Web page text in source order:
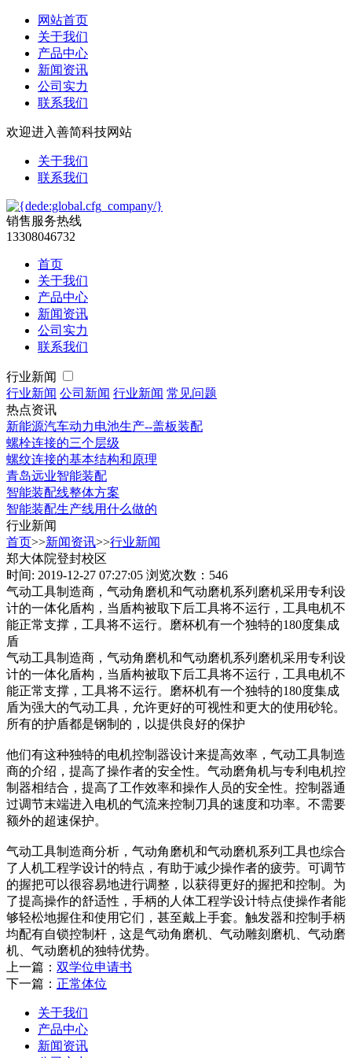
网站首页
关于我们
产品中心
新闻资讯
公司实力
联系我们
欢迎进入善简科技网站
关于我们
联系我们
销售服务热线
13308046732
首页
关于我们
产品中心
新闻资讯
公司实力
联系我们
行业新闻
行业新闻 公司新闻 行业新闻 常见问题
热点资讯
新能源汽车动力电池生产--盖板装配
螺栓连接的三个层级
螺纹连接的基本结构和原理
青岛远业智能装配
智能装配线整体方案
智能装配生产线用什么做的
行业新闻
首页>>新闻资讯>>行业新闻
郑大体院登封校区
时间: 2019-12-27 07:27:05 浏览次数：546
气动工具制造商，气动角磨机和气动磨机系列磨机采用专利设
计的一体化盾构，当盾构被取下后工具将不运行，工具电机不
能正常支撑，工具将不运行。磨杯机有一个独特的180度集成
盾
气动工具制造商，气动角磨机和气动磨机系列磨机采用专利设
计的一体化盾构，当盾构被取下后工具将不运行，工具电机不
能正常支撑，工具将不运行。磨杯机有一个独特的180度集成
盾为强大的气动工具，允许更好的可视性和更大的使用砂轮。
所有的护盾都是钢制的，以提供良好的保护
他们有这种独特的电机控制器设计来提高效率，气动工具制造
商的介绍，提高了操作者的安全性。气动磨角机与专利电机控
制器相结合，提高了工作效率和操作人员的安全性。控制器通
过调节末端进入电机的气流来控制刀具的速度和功率。不需要
额外的超速保护。
气动工具制造商分析，气动角磨机和气动磨机系列工具也综合
了人机工程学设计的特点，有助于减少操作者的疲劳。可调节
的握把可以很容易地进行调整，以获得更好的握把和控制。为
了提高操作的舒适性，手柄的人体工程学设计特点使操作者能
够轻松地握住和使用它们，甚至戴上手套。触发器和控制手柄
均配有自锁控制杆，这是气动角磨机、气动雕刻磨机、气动磨
机、气动磨机的独特优势。
上一篇： 双学位申请书
下一篇： 正常体位
关于我们
产品中心
新闻资讯